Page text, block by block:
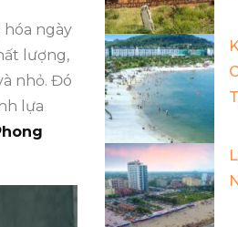
ngày
lượng,
nhỏ. Đó
lựa